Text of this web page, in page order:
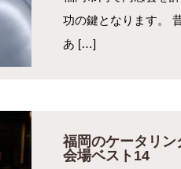
功の鍵となります。
あ […]
福岡のケータリ
会場ベスト14